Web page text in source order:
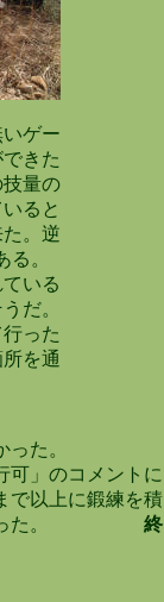
ゲー
きた
量の
ると
。逆
。
いる
だ。
った
を通
た。
」 のコメントに
で以上に鍛練を積
のであった。 終